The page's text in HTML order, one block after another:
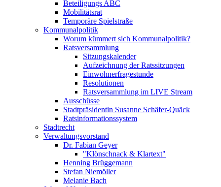
Beteiligungs ABC
Mobilitätsrat
Temporäre Spielstraße
Kommunalpolitik
Worum kümmert sich Kommunalpolitik?
Ratsversammlung
Sitzungskalender
Aufzeichnung der Ratssitzungen
Einwohnerfragestunde
Resolutionen
Ratsversammlung im LIVE Stream
Ausschüsse
Stadtpräsidentin Susanne Schäfer-Quäck
Ratsinformationssystem
Stadtrecht
Verwaltungsvorstand
Dr. Fabian Geyer
"Klönschnack & Klartext"
Henning Brüggemann
Stefan Niemöller
Melanie Bach